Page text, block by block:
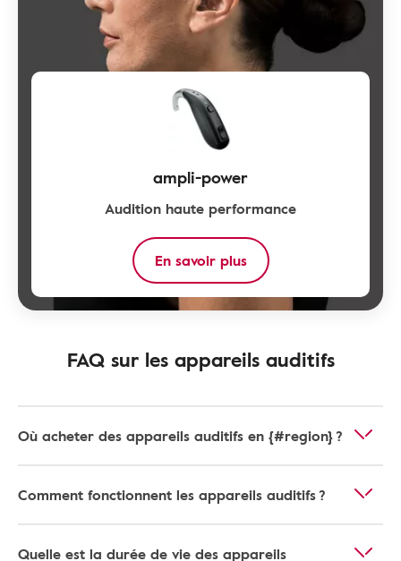
ampli-power
Audition haute performance
En savoir plus
FAQ sur les appareils auditifs
Où acheter des appareils auditifs en {#region} ?
Comment fonctionnent les appareils auditifs ?
Quelle est la durée de vie des appareils